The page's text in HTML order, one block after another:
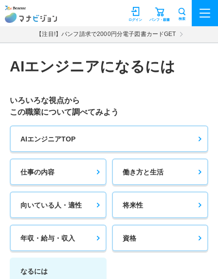
マナビジョン パンフ・願書
ログイン 検索
【注目!】パンフ請求で2000円分電子図書カードGET
AIエンジニアになるには
いろいろな視点から
この職業について調べてみよう
AIエンジニアTOP
仕事の内容 働き方と生活
向いている人・適性 将来性
年収・給与・収入 資格
なるには